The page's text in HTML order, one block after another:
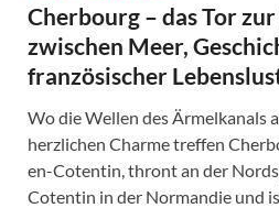
Cherbourg – das Tor
zwischen Meer,
französischer
Wo die Wellen des Ärmelkanals
herzlichen Charme treffen
en-Cotentin, thront an der
Cotentin in der Normandie und